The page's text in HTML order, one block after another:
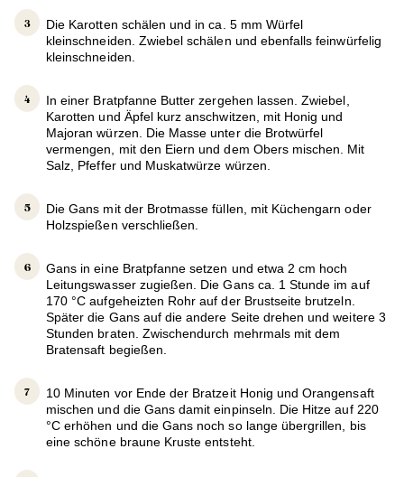
Die Karotten schälen und in ca. 5 mm Würfel
kleinschneiden. Zwiebel schälen und ebenfalls feinwürfelig
kleinschneiden.
In einer Bratpfanne Butter zergehen lassen. Zwiebel,
Karotten und Äpfel kurz anschwitzen, mit Honig und
Majoran würzen. Die Masse unter die Brotwürfel
vermengen, mit den Eiern und dem Obers mischen. Mit
Salz, Pfeffer und Muskatwürze würzen.
Die Gans mit der Brotmasse füllen, mit Küchengarn oder
Holzspießen verschließen.
Gans in eine Bratpfanne setzen und etwa 2 cm hoch
Leitungswasser zugießen. Die Gans ca. 1 Stunde im auf
170 °C aufgeheizten Rohr auf der Brustseite brutzeln.
Später die Gans auf die andere Seite drehen und weitere 3
Stunden braten. Zwischendurch mehrmals mit dem
Bratensaft begießen.
10 Minuten vor Ende der Bratzeit Honig und Orangensaft
mischen und die Gans damit einpinseln. Die Hitze auf 220
°C erhöhen und die Gans noch so lange übergrillen, bis
eine schöne braune Kruste entsteht.